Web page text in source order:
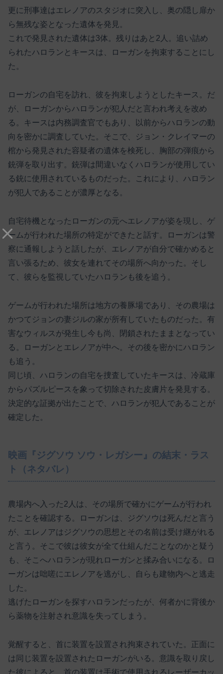
更に刑事達はエレノアのスタジオに突入し、奥の隠し扉か
ら無残な姿となった遺体を発見。
これで発見された遺体は3体。残りはあと2人。追い詰め
られたハロランとキースは、ローガンを拘束することにし
た。
ローガンの自宅を訪れ、彼を拘束しようとしたキース。だ
が、ローガンからハロランが犯人だと言われ考えを改め
る。キースは内務調査官でもあり、以前からハロランの動
向を密かに調査していた。そこで、ジョン・クレイマーの
棺から発見された容疑者の遺体を検死し、胸部の弾痕から
銃弾を取り出す。銃弾は間違いなくハロランが使用してい
る銃に使用されているものだった。これにより、ハロラン
が犯人であることが濃厚となる。
自宅待機となったローガンの元へエレノアが姿を現し、ゲ
ームが行われた場所の特定ができたと話す。ローガンは警
察に通報しようと話したが、エレノアが自分で確かめると
言い張るため、彼女を連れてその場所へ向かった。そし
て、彼らを監視していたハロランも後を追う。
ゲームが行われた場所は地方の養豚場であり、その農場は
かつてジョンの妻ジルの家が所有していたものだった。有
害なウィルスが発生し今も尚、閉鎖されたままとなってい
る。ローガンとエレノアが中へ。その後を密かにハロラン
も追う。
同じ頃、ハロランの自宅を捜査していたキースは、冷蔵庫
からパズルピースを象って切除された皮膚片を発見する。
決定的な証拠が出たことで、ハロランが犯人であることが
確定した。
映画『ジグソウ ソウ・レガシー』の結末・ラス
ト（ネタバレ）
農場内へ入った2人は、その場所で確かにゲームが行われ
たことを確認する。ローガンは、ジグソウは死んだと言う
が、エレノアはジグソウの思想とその名前は受け継がれる
と言う。そこで彼は彼女が全て仕組んだことなのかと疑う
も、そこへハロランが現れローガンと揉み合いになる。ロ
ーガンは咄嗟にエレノアを逃がし、自らも建物内へと逃走
した。
逃げたローガンを探すハロランだったが、何者かに背後か
ら薬物を注射され意識を失ってしまう。
覚醒すると、首に装置を設置され拘束されていた。正面に
は同じ装置を設置されたローガンがいる。意識を取り戻し